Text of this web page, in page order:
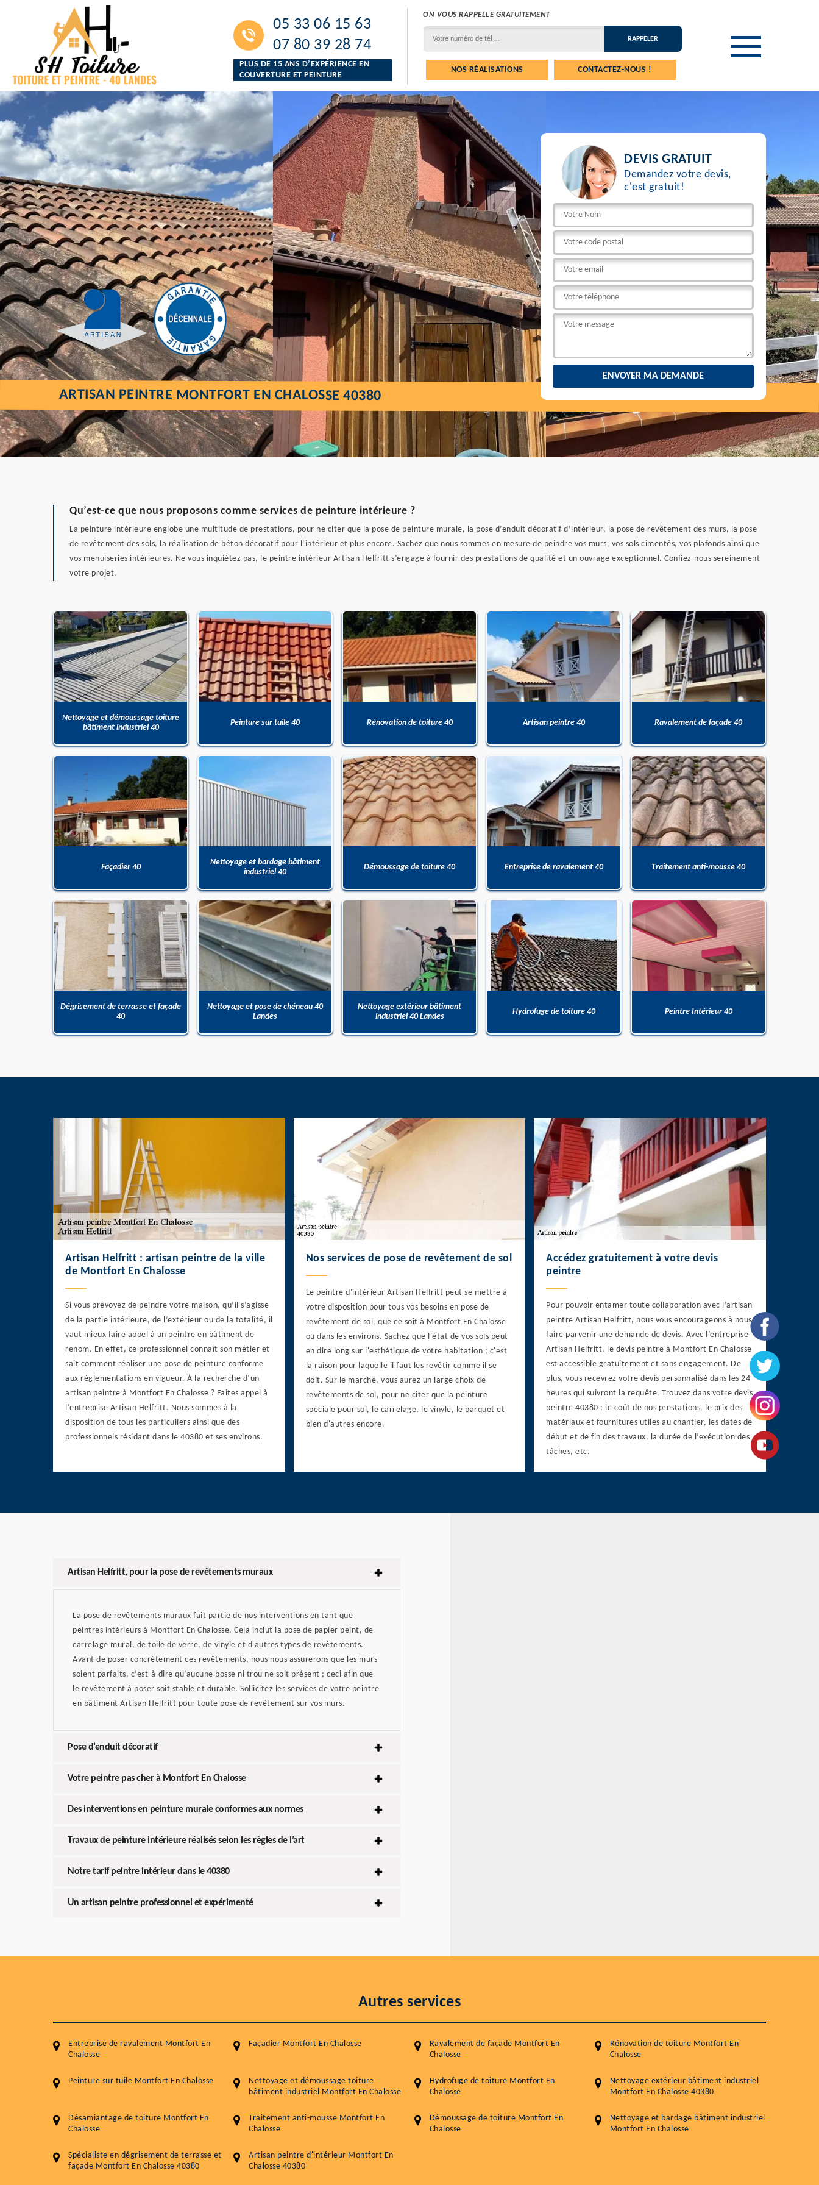
05 33 06 15 63
07 80 39 28 74
PLUS DE 15 ANS D’EXPÉRIENCE EN
COUVERTURE ET PEINTURE
ON VOUS RAPPELLE GRATUITEMENT
NOS RÉALISATIONS CONTACTEZ-NOUS !
DEVIS GRATUIT
Demandez votre devis,
c'est gratuit!
ARTISAN PEINTRE MONTFORT EN CHALOSSE 40380
Qu’est-ce que nous proposons comme services de peinture intérieure ?
La peinture intérieure englobe une multitude de prestations, pour ne citer que la pose de peinture murale, la pose d’enduit décoratif d’intérieur, la pose de revêtement des murs, la pose
de revêtement des sols, la réalisation de béton décoratif pour l’intérieur et plus encore. Sachez que nous sommes en mesure de peindre vos murs, vos sols cimentés, vos plafonds ainsi que
vos menuiseries intérieures. Ne vous inquiétez pas, le peintre intérieur Artisan Helfritt s’engage à fournir des prestations de qualité et un ouvrage exceptionnel. Confiez-nous sereinement
votre projet.
Nettoyage et démoussage toiture
bâtiment industriel 40
Peinture sur tuile 40 Rénovation de toiture 40 Artisan peintre 40 Ravalement de façade 40
Façadier 40
Nettoyage et bardage bâtiment
industriel 40
Démoussage de toiture 40 Entreprise de ravalement 40 Traitement anti-mousse 40
Dégrisement de terrasse et façade
40
Nettoyage et pose de chéneau 40
Landes
Nettoyage extérieur bâtiment
industriel 40 Landes
Hydrofuge de toiture 40 Peintre Intérieur 40
Artisan Helfritt : artisan peintre de la ville
de Montfort En Chalosse
Si vous prévoyez de peindre votre maison, qu’il s’agisse
de la partie intérieure, de l’extérieur ou de la totalité, il
vaut mieux faire appel à un peintre en bâtiment de
renom. En effet, ce professionnel connaît son métier et
sait comment réaliser une pose de peinture conforme
aux réglementations en vigueur. À la recherche d’un
artisan peintre à Montfort En Chalosse ? Faites appel à
l’entreprise Artisan Helfritt. Nous sommes à la
disposition de tous les particuliers ainsi que des
professionnels résidant dans le 40380 et ses environs.
Nos services de pose de revêtement de sol
Le peintre d'intérieur Artisan Helfritt peut se mettre à
votre disposition pour tous vos besoins en pose de
revêtement de sol, que ce soit à Montfort En Chalosse
ou dans les environs. Sachez que l'état de vos sols peut
en dire long sur l'esthétique de votre habitation ; c'est
la raison pour laquelle il faut les revêtir comme il se
doit. Sur le marché, vous aurez un large choix de
revêtements de sol, pour ne citer que la peinture
spéciale pour sol, le carrelage, le vinyle, le parquet et
bien d'autres encore.
Accédez gratuitement à votre devis
peintre
Pour pouvoir entamer toute collaboration avec l’artisan
peintre Artisan Helfritt, nous vous encourageons à nous
faire parvenir une demande de devis. Avec l’entreprise
Artisan Helfritt, le devis peintre à Montfort En Chalosse
est accessible gratuitement et sans engagement. De
plus, vous recevrez votre devis personnalisé dans les 24
heures qui suivront la requête. Trouvez dans votre devis
peintre 40380 : le coût de nos prestations, le prix des
matériaux et fournitures utiles au chantier, les dates de
début et de fin des travaux, la durée de l’exécution des
tâches, etc.
Artisan Helfritt, pour la pose de revêtements muraux
La pose de revêtements muraux fait partie de nos interventions en tant que
peintres intérieurs à Montfort En Chalosse. Cela inclut la pose de papier peint, de
carrelage mural, de toile de verre, de vinyle et d'autres types de revêtements.
Avant de poser concrètement ces revêtements, nous nous assurerons que les murs
soient parfaits, c’est-à-dire qu’aucune bosse ni trou ne soit présent ; ceci afin que
le revêtement à poser soit stable et durable. Sollicitez les services de votre peintre
en bâtiment Artisan Helfritt pour toute pose de revêtement sur vos murs.
Pose d’enduit décoratif
Votre peintre pas cher à Montfort En Chalosse
Des interventions en peinture murale conformes aux normes
Travaux de peinture intérieure réalisés selon les règles de l’art
Notre tarif peintre intérieur dans le 40380
Un artisan peintre professionnel et expérimenté
Autres services
Entreprise de ravalement Montfort En
Chalosse
Façadier Montfort En Chalosse
Ravalement de façade Montfort En
Chalosse
Rénovation de toiture Montfort En
Chalosse
Peinture sur tuile Montfort En Chalosse
Nettoyage et démoussage toiture
bâtiment industriel Montfort En Chalosse
Hydrofuge de toiture Montfort En
Chalosse
Nettoyage extérieur bâtiment industriel
Montfort En Chalosse 40380
Désamiantage de toiture Montfort En
Chalosse
Traitement anti-mousse Montfort En
Chalosse
Démoussage de toiture Montfort En
Chalosse
Nettoyage et bardage bâtiment industriel
Montfort En Chalosse
Spécialiste en dégrisement de terrasse et
façade Montfort En Chalosse 40380
Artisan peintre d'intérieur Montfort En
Chalosse 40380
5.0 (118avis)
Artisant local recommander
05 33 06 15 63
76 chemin de la Source 40180